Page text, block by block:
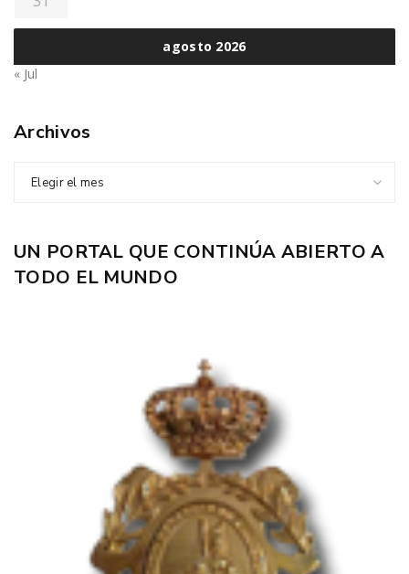
agosto 2026
« Jul
Archivos
Elegir el mes
UN PORTAL QUE CONTINÚA ABIERTO A
TODO EL MUNDO